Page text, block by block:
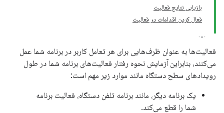
بازیابی نتایج فعالیت
فعال کردن اقدامات در فعالیت
فعالیت‌ها به عنوان ظرف‌هایی برای هر تعامل کاربر در برنامه شما عمل
می‌کنند، بنابراین آزمایش نحوه رفتار فعالیت‌های برنامه شما در طول
رویدادهای سطح دستگاه مانند موارد زیر مهم است:
یک برنامه دیگر، مانند برنامه تلفن دستگاه، فعالیت برنامه
شما را قطع می‌کند.